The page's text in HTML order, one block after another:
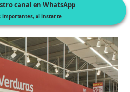
canal en WhatsApp
importantes, al instante